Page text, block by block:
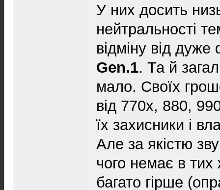
У них досить
нейтральностi
вiдмiну вiд дуже
Gen.1. Та й
мало. Своїх
від 770х, 880,
їх захисники і
Але за якістю
чого немає в
багато гірше